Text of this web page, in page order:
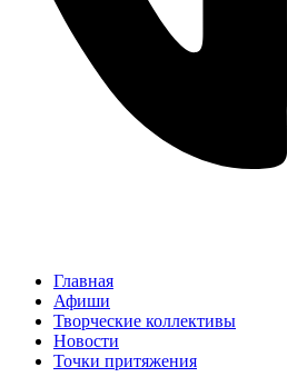
Главная
Афиши
Творческие коллективы
Новости
Точки притяжения